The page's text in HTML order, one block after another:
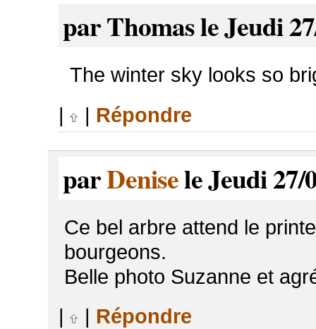
par Thomas le Jeudi
The winter sky looks so
|
| Répondre
parDenisele Jeudi 27/
Ce bel arbre attend le
bourgeons.
Belle photo Suzanne et
|
| Répondre